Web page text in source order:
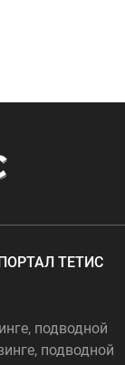
ТЕТИС
подводной
подводной